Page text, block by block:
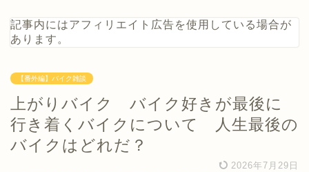
記事内にはアフィリエイト広告を使用している場合が
あります。
【番外編】バイク雑談
上がりバイク バイク好きが最後に
行き着くバイクについて 人生最後の
バイクはどれだ？
2026年7月29日